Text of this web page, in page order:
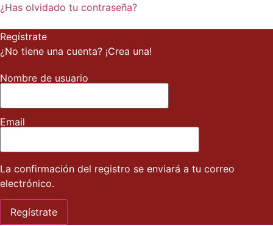
¿Has olvidado tu contraseña?
Regístrate
¿No tiene una cuenta? ¡Crea una!
Nombre de usuario
Email
La confirmación del registro se enviará a tu correo
electrónico.